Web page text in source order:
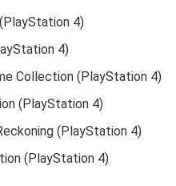
4)
4)
Collection (PlayStation 4)
(PlayStation 4)
(PlayStation 4)
(PlayStation 4)